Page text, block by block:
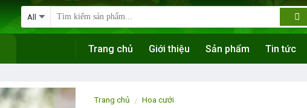
Trang chủ Giới thiệu Sản phẩm Tin tức
Trang chủ / Hoa cưới